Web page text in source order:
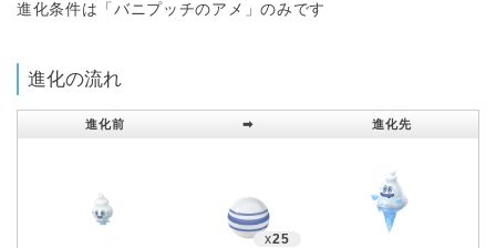
進化条件は「バニプッチのアメ」のみです
進化の流れ
進化前 ➡︎ 進化先
x25